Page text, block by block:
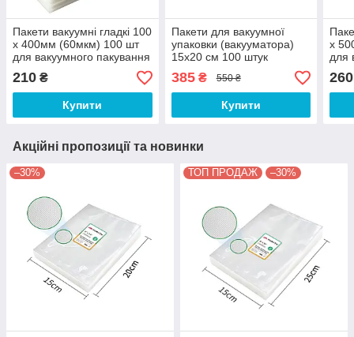
Пакети вакуумні гладкі 100
х 400мм (60мкм) 100 шт
для вакуумного пакування
210 ₴
Купити
Пакети для вакуумної
упаковки (вакууматора)
15х20 см 100 штук
385₴ 550 ₴
Купити
х
для
260
Акційні пропозиції та новинки
–30% ТОП ПРОДАЖ –30%